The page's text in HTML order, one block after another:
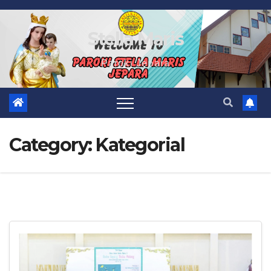
Skip
content
Stella Maris
Paroki Jepara
Category: Kategorial